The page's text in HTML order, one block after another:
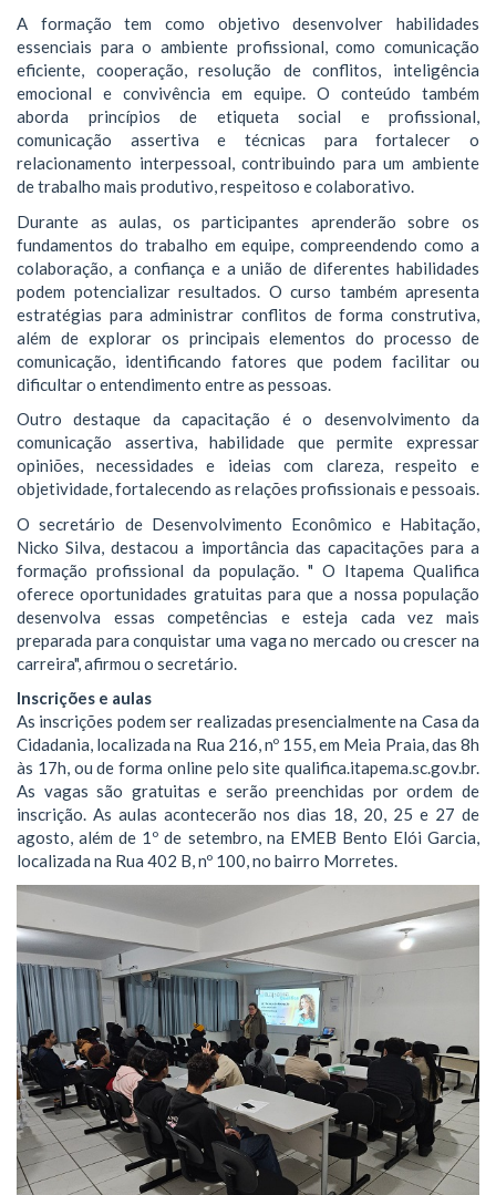
A formação tem como objetivo desenvolver habilidades
essenciais para o ambiente profissional, como comunicação
eficiente, cooperação, resolução de conflitos, inteligência
emocional e convivência em equipe. O conteúdo também
aborda princípios de etiqueta social e profissional,
comunicação assertiva e técnicas para fortalecer o
relacionamento interpessoal, contribuindo para um ambiente
de trabalho mais produtivo, respeitoso e colaborativo.
Durante as aulas, os participantes aprenderão sobre os
fundamentos do trabalho em equipe, compreendendo como a
colaboração, a confiança e a união de diferentes habilidades
podem potencializar resultados. O curso também apresenta
estratégias para administrar conflitos de forma construtiva,
além de explorar os principais elementos do processo de
comunicação, identificando fatores que podem facilitar ou
dificultar o entendimento entre as pessoas.
Outro destaque da capacitação é o desenvolvimento da
comunicação assertiva, habilidade que permite expressar
opiniões, necessidades e ideias com clareza, respeito e
objetividade, fortalecendo as relações profissionais e pessoais.
O secretário de Desenvolvimento Econômico e Habitação,
Nicko Silva, destacou a importância das capacitações para a
formação profissional da população. " O Itapema Qualifica
oferece oportunidades gratuitas para que a nossa população
desenvolva essas competências e esteja cada vez mais
preparada para conquistar uma vaga no mercado ou crescer na
carreira", afirmou o secretário.
Inscrições e aulas
As inscrições podem ser realizadas presencialmente na Casa da
Cidadania, localizada na Rua 216, nº 155, em Meia Praia, das 8h
às 17h, ou de forma online pelo site qualifica.itapema.sc.gov.br.
As vagas são gratuitas e serão preenchidas por ordem de
inscrição. As aulas acontecerão nos dias 18, 20, 25 e 27 de
agosto, além de 1º de setembro, na EMEB Bento Elói Garcia,
localizada na Rua 402 B, nº 100, no bairro Morretes.